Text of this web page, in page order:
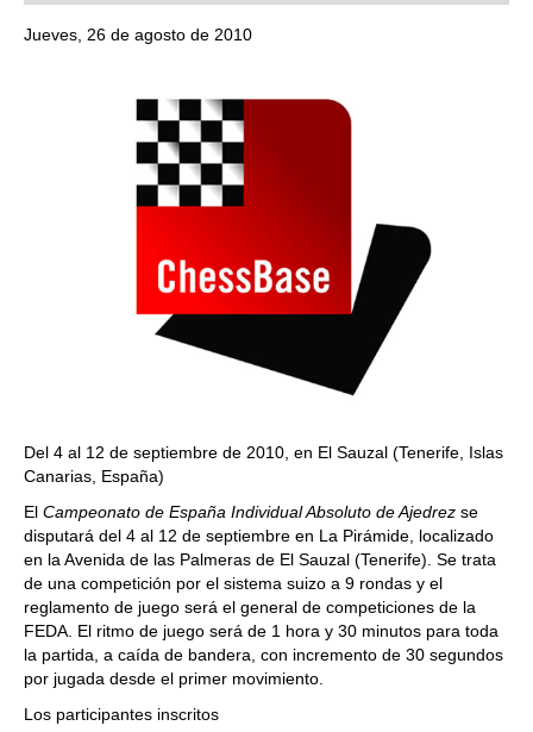
train more efficiently, intelligently and with a
more personalised approach than ever before.
Jueves, 26 de agosto de 2010
Del 4 al 12 de septiembre de 2010, en El Sauzal (Tenerife, Islas
Canarias, España)
El Campeonato de España Individual Absoluto de Ajedrez se
disputará del 4 al 12 de septiembre en La Pirámide, localizado
en la Avenida de las Palmeras de El Sauzal (Tenerife). Se trata
de una competición por el sistema suizo a 9 rondas y el
reglamento de juego será el general de competiciones de la
FEDA. El ritmo de juego será de 1 hora y 30 minutos para toda
la partida, a caída de bandera, con incremento de 30 segundos
por jugada desde el primer movimiento.
Los participantes inscritos